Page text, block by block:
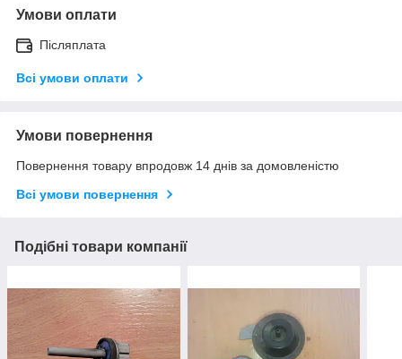
Умови оплати
Післяплата
Всі умови оплати
Умови повернення
Повернення товару впродовж 14 днів за домовленістю
Всі умови повернення
Подібні товари компанії